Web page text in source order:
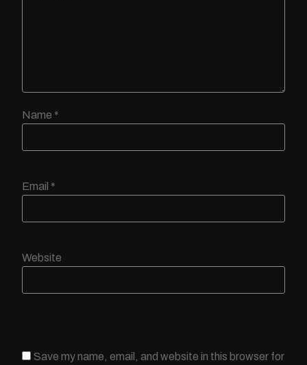
Name *
Email *
Website
Save my name, email, and website in this browser for